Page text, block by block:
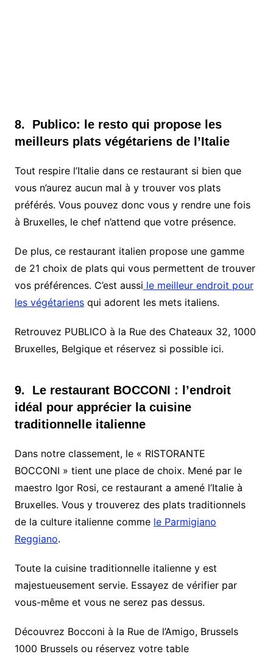
8. Publico: le resto qui propose les
meilleurs plats végétariens de l’Italie
Tout respire l’Italie dans ce restaurant si bien que
vous n’aurez aucun mal à y trouver vos plats
préférés. Vous pouvez donc vous y rendre une fois
à Bruxelles, le chef n’attend que votre présence.
De plus, ce restaurant italien propose une gamme
de 21 choix de plats qui vous permettent de trouver
vos préférences. C’est aussi le meilleur endroit pour
les végétariensqui adorent les mets italiens.
Retrouvez PUBLICO à la Rue des Chateaux 32, 1000
Bruxelles, Belgique et réservez si possible ici.
9. Le restaurant BOCCONI : l’endroit
idéal pour apprécier la cuisine
traditionnelle italienne
Dans notre classement, le « RISTORANTE
BOCCONI » tient une place de choix. Mené par le
maestro Igor Rosi, ce restaurant a amené l’Italie à
Bruxelles. Vous y trouverez des plats traditionnels
de la culture italienne comme le Parmigiano
Reggiano.
Toute la cuisine traditionnelle italienne y est
majestueusement servie. Essayez de vérifier par
vous-même et vous ne serez pas dessus.
Découvrez Bocconi à la Rue de l’Amigo, Brussels
1000 Brussels ou réservez votre table